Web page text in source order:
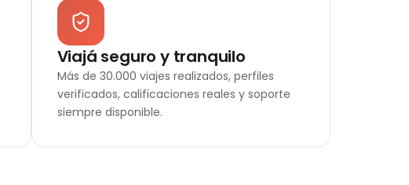
Viajá seguro y tranquilo
Más de 30.000 viajes realizados, perfiles
verificados, calificaciones reales y soporte
siempre disponible.